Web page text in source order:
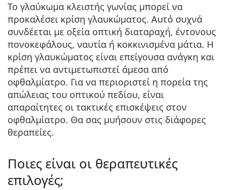
Το γλαύκωμα κλειστής γωνίας μπορεί να
προκαλέσει κρίση γλαυκώματος. Αυτό συχνά
συνδέεται με οξεία οπτική διαταραχή, έντονους
πονοκεφάλους, ναυτία ή κοκκινισμένα μάτια. Η
κρίση γλαυκώματος είναι επείγουσα ανάγκη και
πρέπει να αντιμετωπιστεί άμεσα από
οφθαλμίατρο. Για να περιοριστεί η πορεία της
απώλειας του οπτικού πεδίου, είναι
απαραίτητες οι τακτικές επισκέψεις στον
οφθαλμίατρο. Θα σας μυήσουν στις διάφορες
θεραπείες.
Ποιες είναι οι θεραπευτικές
επιλογές;